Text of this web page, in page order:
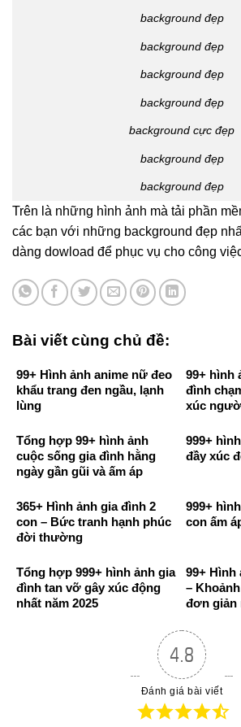
background đẹp
background đẹp
background đẹp
background đẹp
background cực đẹp
background đẹp
background đẹp
Trên là những hình ảnh mà tải phần
các bạn với những background đẹp
dàng dowload để phục vụ cho công
Bài viết cùng chủ đề:
99+ Hình ảnh anime nữ đeo
khẩu trang đen ngầu, lạnh
lùng
99+ hình
đình
xúc
Tổng hợp 99+ hình ảnh
cuộc sống gia đình hằng
ngày gần gũi và ấm áp
999+
đầy xúc
365+ Hình ảnh gia đình 2
con – Bức tranh hạnh phúc
đời thường
999+
con ấm
Tổng hợp 999+ hình ảnh gia
đình tan vỡ gây xúc động
nhất năm 2025
99+ Hình
–
đơn giản
4.8
Đánh giá bài viết